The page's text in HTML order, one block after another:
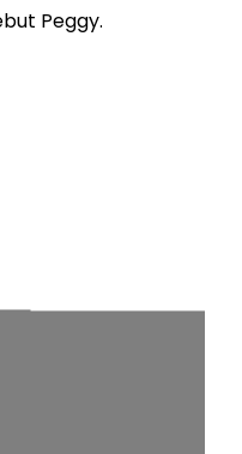
Peggy.